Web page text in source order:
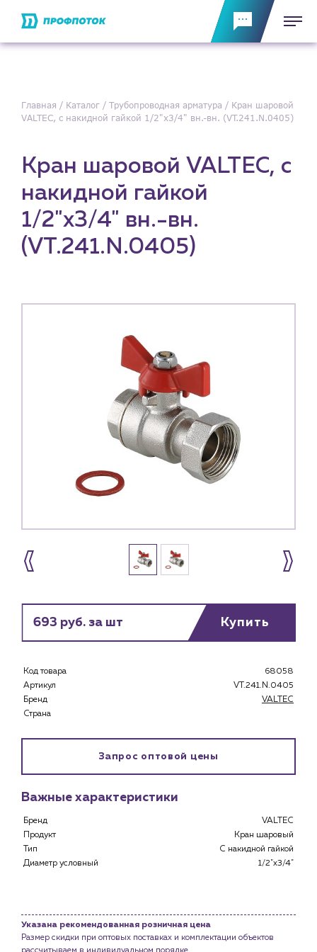
Клиентам
Специализированным магазинам
Застройщикам
Монтажным бригадам
История компании
Сервис и обслуживание инженерных систем
Доставка
Главная Каталог Трубопроводная арматура
Кран шаровой
VALTEC, с накидной гайкой 1/2"x3/4" вн.-вн. (VT.241.N.0405)
Кран шаровой VALTEC, с
накидной гайкой
1/2"x3/4" вн.-вн.
(VT.241.N.0405)
693 руб. за шт Купить
Код товара
68058
Артикул
VT.241.N.0405
Бренд
VALTEC
Страна
Запрос оптовой цены
Важные характеристики
Бренд
VALTEC
Продукт
Кран шаровый
Тип
С накидной гайкой
Диаметр условный
1/2"x3/4"
Указана рекомендованная розничная цена
Размер скидки при оптовых поставках и комплектации объектов